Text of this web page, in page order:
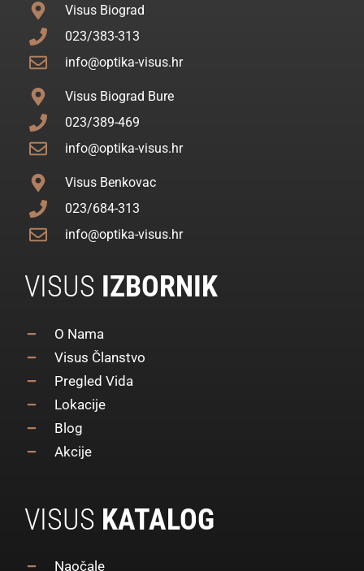
Visus Biograd
023/383-313
info@optika-visus.hr
Visus Biograd Bure
023/389-469
info@optika-visus.hr
Visus Benkovac
023/684-313
info@optika-visus.hr
VISUS IZBORNIK
O Nama
Visus Članstvo
Pregled Vida
Lokacije
Blog
Akcije
VISUS KATALOG
Naočale